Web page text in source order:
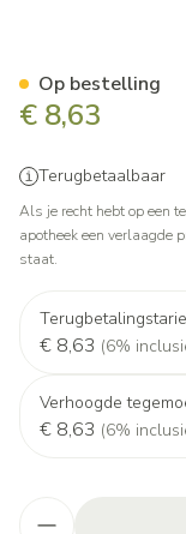
€ 8,63
Terugbetaalbaar
Als je recht hebt op een
apotheek een verlaagde
staat.
€ 8,63 (6%
Verhoogde
€ 8,63 (6%
Op bestelling